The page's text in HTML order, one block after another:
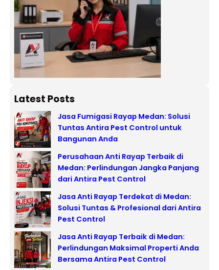
Latest Posts
Jasa Fumigasi Rayap Medan: Solusi
Tuntas Antira Pest Control untuk
Bangunan Anda
Perusahaan Anti Rayap Terbaik di
Medan: Perlindungan Jangka Panjang
dari Antira Pest Control
Jasa Anti Rayap Terdekat di Medan:
Solusi Tuntas & Profesional dari Antira
Pest Control
Jasa Anti Rayap Terbaik di Medan:
Perlindungan Maksimal Properti Anda
Bersama Antira Pest Control